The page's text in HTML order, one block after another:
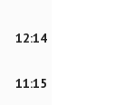
12:14
11:15